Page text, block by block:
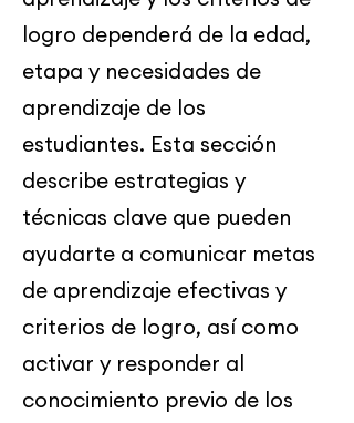
logro dependerá de la edad,
etapa y necesidades de
aprendizaje de los
estudiantes. Esta sección
describe estrategias y
técnicas clave que pueden
ayudarte a comunicar metas
de aprendizaje efectivas y
criterios de logro, así como
activar y responder al
conocimiento previo de los